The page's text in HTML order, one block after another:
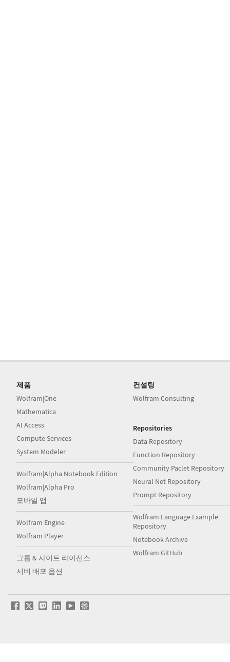
제품
Wolfram|One
Mathematica
AI Access
Compute Services
System Modeler
Wolfram|Alpha Notebook Edition
Wolfram|Alpha Pro
모바일 앱
Wolfram Engine
Wolfram Player
그룹 & 사이트 라이선스
서버 배포 옵션
컨설팅
Wolfram Consulting
Repositories
Data Repository
Function Repository
Community Paclet Repository
Neural Net Repository
Prompt Repository
Wolfram Language Example
Repository
Notebook Archive
Wolfram GitHub